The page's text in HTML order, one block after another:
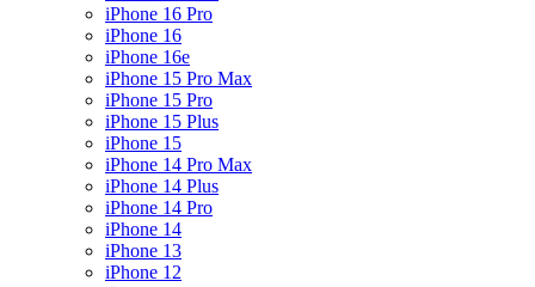
iPhone 16 Pro
iPhone 16
iPhone 16e
iPhone 15 Pro Max
iPhone 15 Pro
iPhone 15 Plus
iPhone 15
iPhone 14 Pro Max
iPhone 14 Plus
iPhone 14 Pro
iPhone 14
iPhone 13
iPhone 12